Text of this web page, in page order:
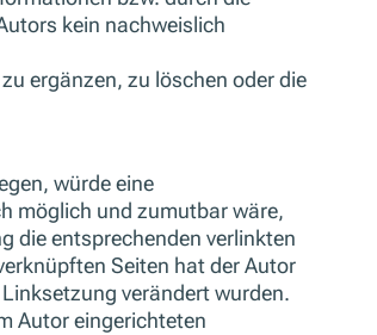
kein nachweislich
ergänzen, zu löschen oder die
würde eine
möglich und zumutbar wäre,
die entsprechenden verlinkten
Seiten hat der Autor
verändert wurden.
Autor eingerichteten